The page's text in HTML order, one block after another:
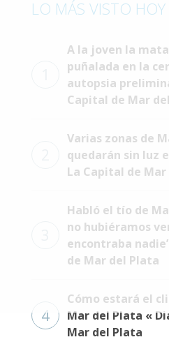
Interés
Espectáculos
Clasificados
Fúnebres
LO MÁS VISTO HOY
A la joven la
puñalada en la
autopsia
Capital de Mar
Varias zonas de
quedarán sin luz
La Capital de
Habló el tío de
no hubiéramos
encontraba
de Mar del Plata
4
Cómo estará el
Mar del Plata «
Mar del Plata